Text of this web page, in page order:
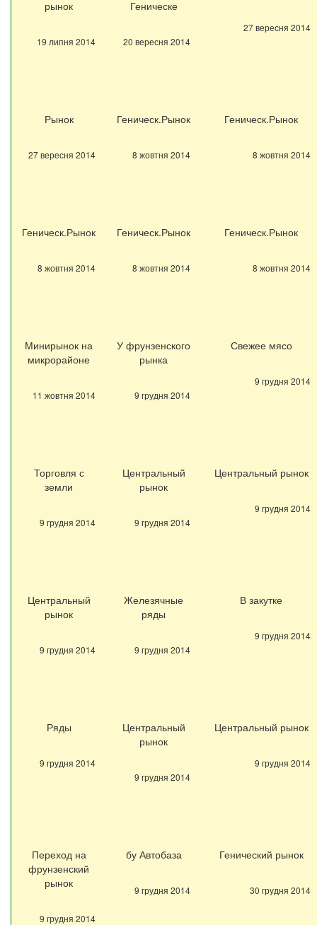
рынок
19 липня 2014
Геническе
20 вересня 2014
27 вересня 2014
Рынок
27 вересня 2014
Геническ.Рынок
8 жовтня 2014
Геническ.Рынок
8 жовтня 2014
Геническ.Рынок
8 жовтня 2014
Геническ.Рынок
8 жовтня 2014
Геническ.Рынок
8 жовтня 2014
Минирынок на
микрорайоне
11 жовтня 2014
У фрунзенского
рынка
9 грудня 2014
Свежее мясо
9 грудня 2014
Торговля с
земли
9 грудня 2014
Центральный
рынок
9 грудня 2014
Центральный рынок
9 грудня 2014
Центральный
рынок
9 грудня 2014
Железячные
ряды
9 грудня 2014
В закутке
9 грудня 2014
Ряды
9 грудня 2014
Центральный
рынок
9 грудня 2014
Центральный рынок
9 грудня 2014
Переход на
фрунзенский
рынок
9 грудня 2014
бу Автобаза
9 грудня 2014
Генический рынок
30 грудня 2014